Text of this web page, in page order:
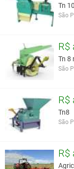
Tn 10
São
R$
Tn 8
São
R$
Tn8
São
R$